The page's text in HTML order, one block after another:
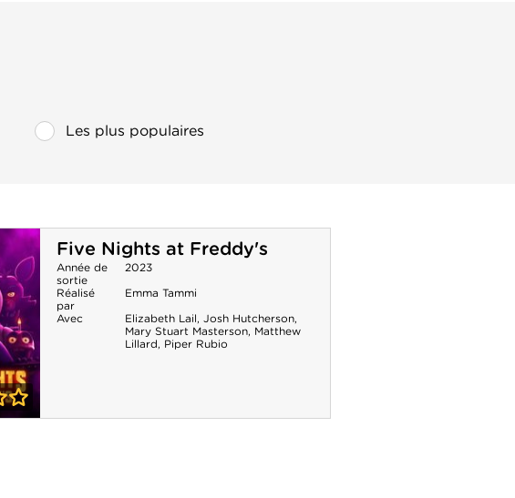
Les plus populaires
Five Nights at Freddy's
Année de
sortie
2023
Réalisé
par
Emma Tammi
Avec
Elizabeth Lail, Josh Hutcherson,
Mary Stuart Masterson, Matthew
Lillard, Piper Rubio